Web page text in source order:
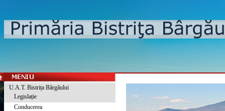
U.A.T. Bistrița Bârgăului
Legislație
Conducerea